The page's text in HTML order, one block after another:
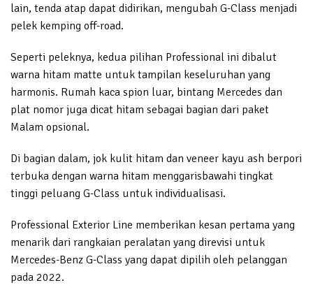
lain, tenda atap dapat didirikan, mengubah G-Class menjadi
pelek kemping off-road.
Seperti peleknya, kedua pilihan Professional ini dibalut
warna hitam matte untuk tampilan keseluruhan yang
harmonis. Rumah kaca spion luar, bintang Mercedes dan
plat nomor juga dicat hitam sebagai bagian dari paket
Malam opsional.
Di bagian dalam, jok kulit hitam dan veneer kayu ash berpori
terbuka dengan warna hitam menggarisbawahi tingkat
tinggi peluang G-Class untuk individualisasi.
Professional Exterior Line memberikan kesan pertama yang
menarik dari rangkaian peralatan yang direvisi untuk
Mercedes-Benz G-Class yang dapat dipilih oleh pelanggan
pada 2022.